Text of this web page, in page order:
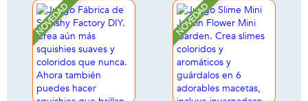
NOVEDAD NOVEDAD